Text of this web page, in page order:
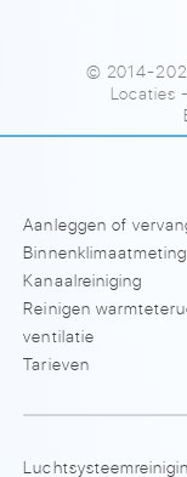
© 2014-
Locaties -
Aanleggen of
Kanaalreiniging
Reinigen
ventilatie
Tarieven